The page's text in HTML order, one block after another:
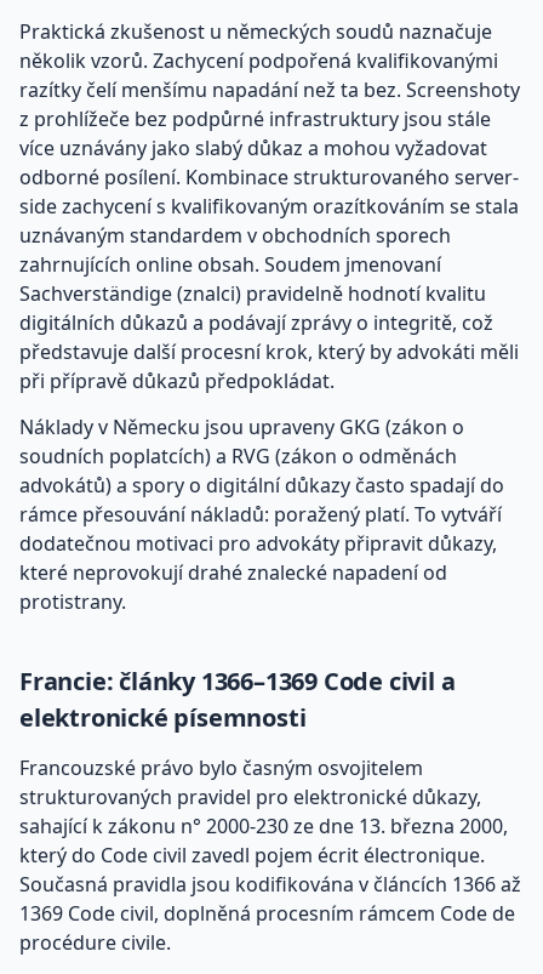
Praktická zkušenost u německých soudů naznačuje
několik vzorů. Zachycení podpořená kvalifikovanými
razítky čelí menšímu napadání než ta bez. Screenshoty
z prohlížeče bez podpůrné infrastruktury jsou stále
více uznávány jako slabý důkaz a mohou vyžadovat
odborné posílení. Kombinace strukturovaného server-
side zachycení s kvalifikovaným orazítkováním se stala
uznávaným standardem v obchodních sporech
zahrnujících online obsah. Soudem jmenovaní
Sachverständige (znalci) pravidelně hodnotí kvalitu
digitálních důkazů a podávají zprávy o integritě, což
představuje další procesní krok, který by advokáti měli
při přípravě důkazů předpokládat.
Náklady v Německu jsou upraveny GKG (zákon o
soudních poplatcích) a RVG (zákon o odměnách
advokátů) a spory o digitální důkazy často spadají do
rámce přesouvání nákladů: poražený platí. To vytváří
dodatečnou motivaci pro advokáty připravit důkazy,
které neprovokují drahé znalecké napadení od
protistrany.
Francie: články 1366–1369 Code civil a
elektronické písemnosti
Francouzské právo bylo časným osvojitelem
strukturovaných pravidel pro elektronické důkazy,
sahající k zákonu n° 2000-230 ze dne 13. března 2000,
který do Code civil zavedl pojem écrit électronique.
Současná pravidla jsou kodifikována v článcích 1366 až
1369 Code civil, doplněná procesním rámcem Code de
procédure civile.